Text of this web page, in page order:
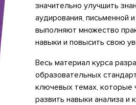
значительно улучшить
аудирования, письменной
выполняют множество
навыки и повысить свою
Весь материал курса
образовательных
ключевых темах, которые
развить навыки анализа и